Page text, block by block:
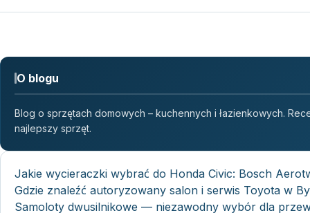
O blogu
Blog o sprzętach domowych – kuchennych i łazienkowych.
najlepszy sprzęt.
Jakie wycieraczki wybrać do Honda Civic: Bosch
Gdzie znaleźć autoryzowany salon i serwis Toyota w
Samoloty dwusilnikowe — niezawodny wybór dla